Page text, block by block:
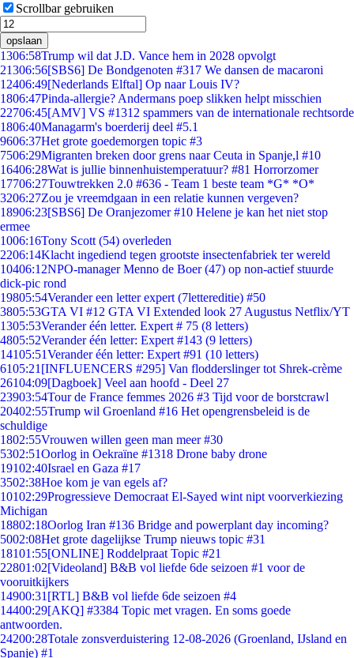
Scrollbar gebruiken
opslaan
1306:58Trump wil dat J.D. Vance hem in 2028 opvolgt
21306:56[SBS6] De Bondgenoten #317 We dansen de macaroni
12406:49[Nederlands Elftal] Op naar Louis IV?
1806:47Pinda-allergie? Andermans poep slikken helpt misschien
22706:45[AMV] VS #1312 spammers van de internationale rechtsorde
1806:40Managarm's boerderij deel #5.1
9606:37Het grote goedemorgen topic #3
7506:29Migranten breken door grens naar Ceuta in Spanje,l #10
16406:28Wat is jullie binnenhuistemperatuur? #81 Horrorzomer
17706:27Touwtrekken 2.0 #636 - Team 1 beste team *G* *O*
3206:27Zou je vreemdgaan in een relatie kunnen vergeven?
18906:23[SBS6] De Oranjezomer #10 Helene je kan het niet stop
ermee
1006:16Tony Scott (54) overleden
2206:14Klacht ingediend tegen grootste insectenfabriek ter wereld
10406:12NPO-manager Menno de Boer (47) op non-actief stuurde
dick-pic rond
19805:54Verander een letter expert (7lettereditie) #50
3805:53GTA VI #12 GTA VI Extended look 27 Augustus Netflix/YT
1305:53Verander één letter. Expert # 75 (8 letters)
4805:52Verander één letter: Expert #143 (9 letters)
14105:51Verander één letter: Expert #91 (10 letters)
6105:21 [INFLUENCERS #295] Van flodderslinger tot Shrek-crème
26104:09[Dagboek] Veel aan hoofd - Deel 27
23903:54Tour de France femmes 2026 #3 Tijd voor de borstcrawl
20402:55Trump wil Groenland #16 Het opengrensbeleid is de
schuldige
1802:55Vrouwen willen geen man meer #30
5302:51Oorlog in Oekraïne #1318 Drone baby drone
19102:40Israel en Gaza #17
3502:38Hoe kom je van egels af?
10102:29Progressieve Democraat El-Sayed wint nipt voorverkiezing
Michigan
18802:18Oorlog Iran #136 Bridge and powerplant day incoming?
5002:08Het grote dagelijkse Trump nieuws topic #31
18101:55[ONLINE] Roddelpraat Topic #21
22801:02[Videoland] B&B vol liefde 6de seizoen #1 voor de
vooruitkijkers
14900:31 [RTL] B&B vol liefde 6de seizoen #4
14400:29[AKQ] #3384 Topic met vragen. En soms goede
antwoorden.
24200:28Totale zonsverduistering 12-08-2026 (Groenland, IJsland en
Spanje) #1